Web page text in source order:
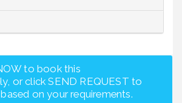
to book this
or click SEND REQUEST to
on your requirements.